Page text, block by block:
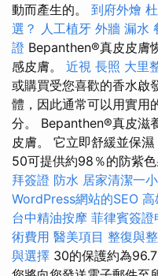
動而產生的。 到府外燴
選？ 人工植牙 外牆 漏水
證 Bepanthen®真皮皮膚
感皮膚。 近視 長照 大里
或購買受您喜歡的香水啟
體，因此通常可以用實用
分。 Bepanthen®真皮滋
皮膚。 它立即舒緩並保
50可提供約98％的防紫
拜簽證 防水 居家清潔一
WordPress網站的SEO 高
台中精油按摩 菲律賓簽證
術費用 醫美項目 整復與
與選擇 30的保護約為